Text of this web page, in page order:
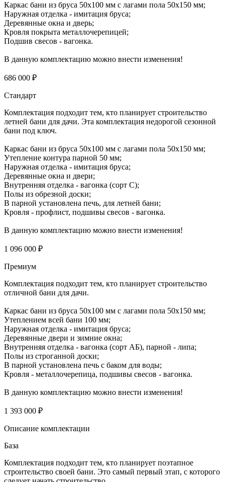
Каркас бани из бруса 50х100 мм с лагами пола 50х150 мм;
Наружная отделка - имитация бруса;
Деревянные окна и дверь;
Кровля покрыта металлочерепицей;
Подшив свесов - вагонка.
В данную комплектацию можно внести изменения!
686 000 ₽
Стандарт
Комплектация подходит тем, кто планирует строительство
летней бани для дачи. Эта комплектация недорогой сезонной
бани под ключ.
Каркас бани из бруса 50х100 мм с лагами пола 50х150 мм;
Утепление контура парной 50 мм;
Наружная отделка - имитация бруса;
Деревянные окна и двери;
Внутренняя отделка - вагонка (сорт С);
Полы из обрезной доски;
В парной установлена печь, для летней бани;
Кровля - профлист, подшивы свесов - вагонка.
В данную комплектацию можно внести изменения!
1 096 000 ₽
Премиум
Комплектация подходит тем, кто планирует строительство
отличной бани для дачи.
Каркас бани из бруса 50х100 мм с лагами пола 50х150 мм;
Утеплением всей бани 100 мм;
Наружная отделка - имитация бруса;
Деревянные двери и зимние окна;
Внутренняя отделка - вагонка (сорт АБ), парной - липа;
Полы из строганной доски;
В парной установлена печь с баком для воды;
Кровля - металлочерепица, подшивы свесов - вагонка.
В данную комплектацию можно внести изменения!
1 393 000 ₽
Описание комплектации
База
Комплектация подходит тем, кто планирует поэтапное
строительство своей бани. Это самый первый этап, с которого